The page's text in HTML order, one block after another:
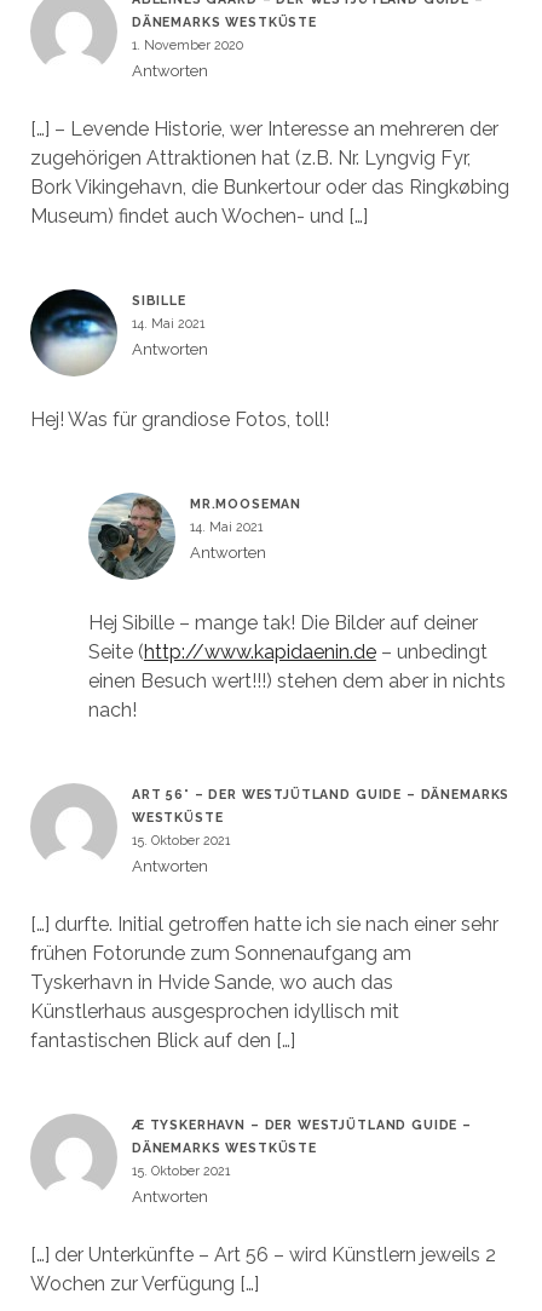
DÄNEMARKS WESTKÜSTE
1. November 2020
Antworten
[…] – Levende Historie, wer Interesse an mehreren der
zugehörigen Attraktionen hat (z.B. Nr. Lyngvig Fyr,
Bork Vikingehavn, die Bunkertour oder das Ringkøbing
Museum) findet auch Wochen- und […]
SIBILLE
14. Mai 2021
Antworten
Hej! Was für grandiose Fotos, toll!
MR.MOOSEMAN
14. Mai 2021
Antworten
Hej Sibille – mange tak! Die Bilder auf deiner
Seite (http://www.kapidaenin.de– unbedingt
einen Besuch wert!!!) stehen dem aber in nichts
nach!
ART 56° – DER WESTJÜTLAND GUIDE – DÄNEMARKS
WESTKÜSTE
15. Oktober 2021
Antworten
[…] durfte. Initial getroffen hatte ich sie nach einer sehr
frühen Fotorunde zum Sonnenaufgang am
Tyskerhavn in Hvide Sande, wo auch das
Künstlerhaus ausgesprochen idyllisch mit
fantastischen Blick auf den […]
Æ TYSKERHAVN – DER WESTJÜTLAND GUIDE –
DÄNEMARKS WESTKÜSTE
15. Oktober 2021
Antworten
[…] der Unterkünfte – Art 56 – wird Künstlern jeweils 2
Wochen zur Verfügung […]